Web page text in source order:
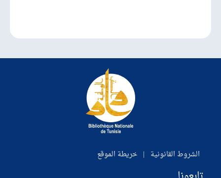
الشروط القانونية | خريطة الموقع